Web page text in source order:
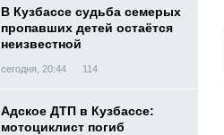
В Кузбассе судьба семерых
пропавших детей остаётся
неизвестной
сегодня, 20:44 114
Адское ДТП в Кузбассе:
мотоциклист погиб